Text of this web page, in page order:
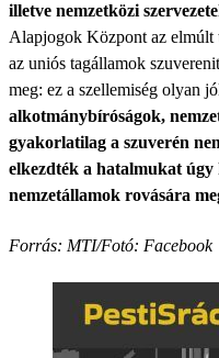
illetve nemzetközi
Alapjogok Központ az elmúlt
az uniós tagállamok
meg: ez a szellemiség olyan
alkotmánybíróságok,
gyakorlatilag a szuverén
elkezdték a hatalmukat úgy
nemzetállamok rovására
Forrás: MTI/Fotó: Facebook